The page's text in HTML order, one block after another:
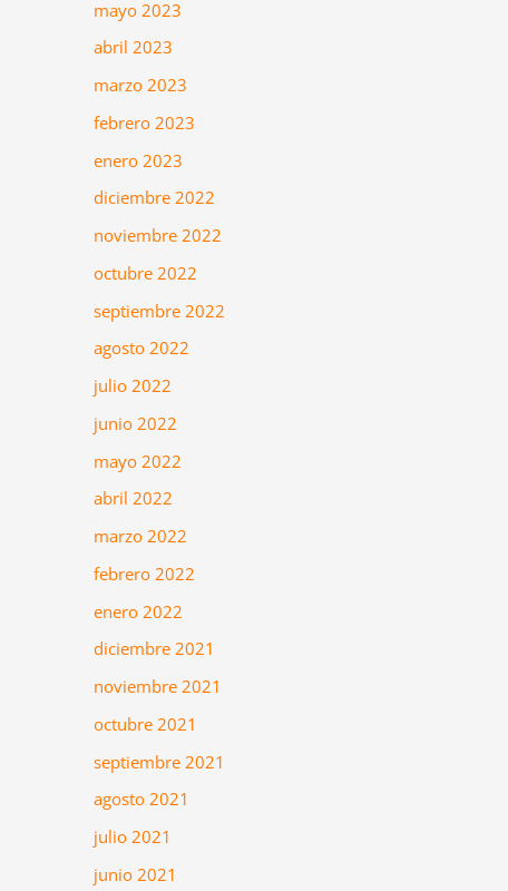
mayo 2023
abril 2023
marzo 2023
febrero 2023
enero 2023
diciembre 2022
noviembre 2022
octubre 2022
septiembre 2022
agosto 2022
julio 2022
junio 2022
mayo 2022
abril 2022
marzo 2022
febrero 2022
enero 2022
diciembre 2021
noviembre 2021
octubre 2021
septiembre 2021
agosto 2021
julio 2021
junio 2021